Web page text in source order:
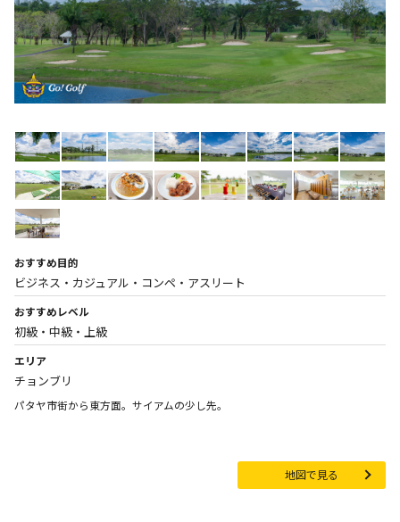
おすすめ目的
ビジネス・カジュアル・コンペ・アスリート
おすすめレベル
初級・中級・上級
エリア
チョンブリ
パタヤ市街から東方面。サイアムの少し先。
地図で見る